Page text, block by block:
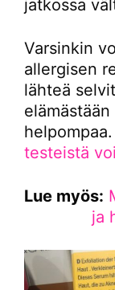
jatkossa
Varsinkin
allergisen
lähteä
helpompaa.
testeistä
Lue myös:
ja